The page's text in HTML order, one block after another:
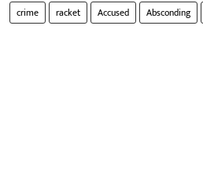
crime racket Accused Absconding